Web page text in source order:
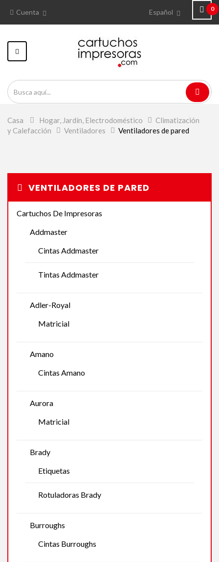
0
Español
Cuenta
Navegación
Toggle
Casa > Hogar, Jardín, Electrodoméstico > Climatización
y Calefacción
> Ventiladores > Ventiladores de pared
VENTILADORES DE PARED
Cartuchos De Impresoras
Addmaster
Cintas Addmaster
Tintas Addmaster
Adler-Royal
Matricial
Amano
Cintas Amano
Aurora
Matricial
Brady
Etiquetas
Rotuladoras Brady
Burroughs
Cintas Burroughs